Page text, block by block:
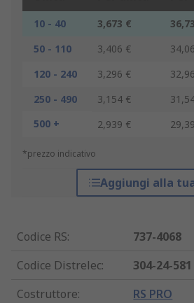
10 - 40 3,673 €
50 - 110
3,406 €
120 - 240
3,296 €
250 - 490
3,154 €
500 +
2,939 €
*prezzo indicativo
Aggiungi alla
Codice RS:
737-4068
Codice Distrelec:
304-24-581
Costruttore: RS PRO